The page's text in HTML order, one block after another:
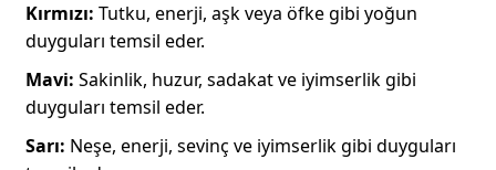
Kırmızı: Tutku, enerji, aşk veya öfke gibi yoğun
duyguları temsil eder.
Mavi: Sakinlik, huzur, sadakat ve iyimserlik gibi
duyguları temsil eder.
Sarı: Neşe, enerji, sevinç ve iyimserlik gibi duyguları